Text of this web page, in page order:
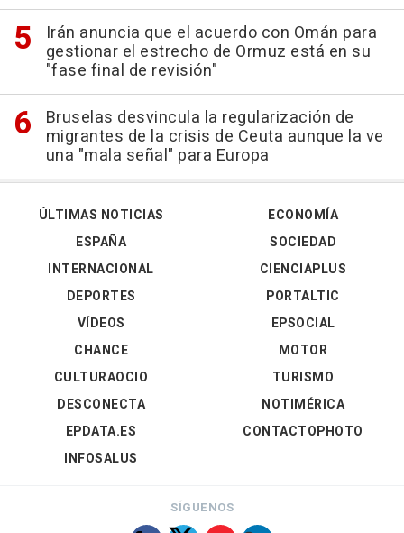
Irán anuncia que el acuerdo con Omán para
gestionar el estrecho de Ormuz está en su
"fase final de revisión"
Bruselas desvincula la regularización de
migrantes de la crisis de Ceuta aunque la ve
una "mala señal" para Europa
ÚLTIMAS NOTICIAS
ESPAÑA
INTERNACIONAL
DEPORTES
VÍDEOS
ECONOMÍA
SOCIEDAD
CIENCIAPLUS
PORTALTIC
EPSOCIAL
CHANCE
CULTURAOCIO
DESCONECTA
EPDATA.ES
INFOSALUS
MOTOR
TURISMO
NOTIMÉRICA
CONTACTOPHOTO
SÍGUENOS